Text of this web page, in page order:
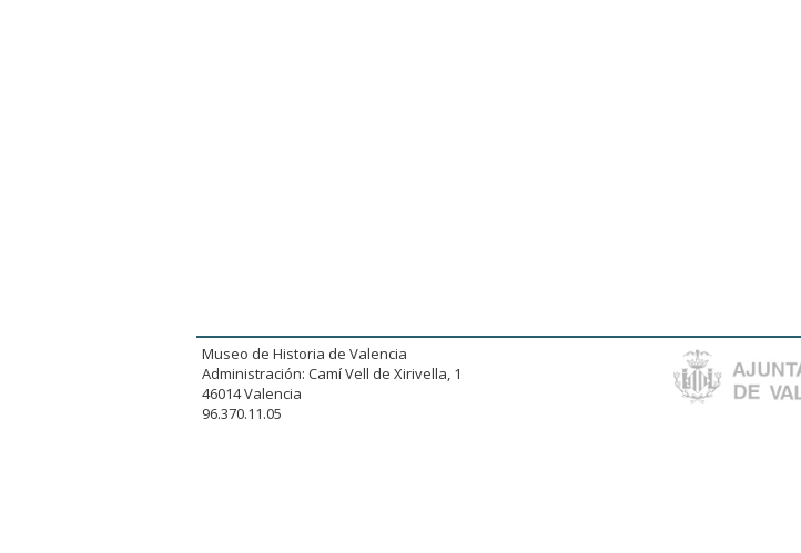
Museo de Historia de Valencia
Administración: Camí Vell de Xirivella, 1
46014 Valencia
96.370.11.05